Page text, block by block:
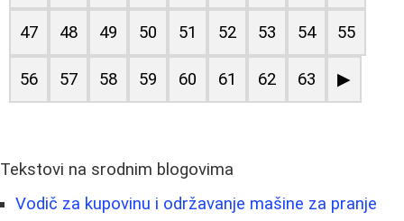
47 48 49 50 51 52 53 54 55
56 57 58 59 60 61 62 63 ▶
Tekstovi na srodnim blogovima
Vodič za kupovinu i održavanje mašine za pranje